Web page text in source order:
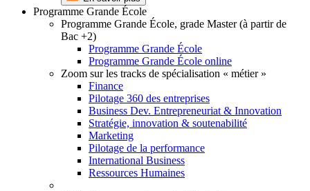
Programme Grande École
Programme Grande École, grade Master (à partir de
Bac +2)
Programme Grande École
Programme Grande École online
Zoom sur les tracks de spécialisation « métier »
Finance
Pilotage 360 des entreprises
Business Dev. Entrepreneuriat & Innovation
Stratégie, innovation & soutenabilité
Marketing
Pilotage de la performance
International Business
Ressources Humaines